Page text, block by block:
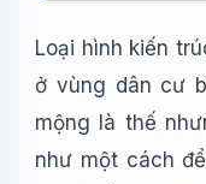
Loại hình kiến
ở vùng dân cư
mộng là thế
như một cách